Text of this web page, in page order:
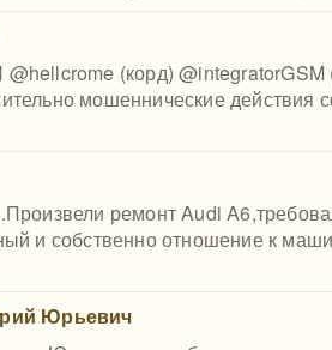
(корд) @integratorGSM
мошеннические действия
ремонт Audi
и собственно отношение к
Юрьевич